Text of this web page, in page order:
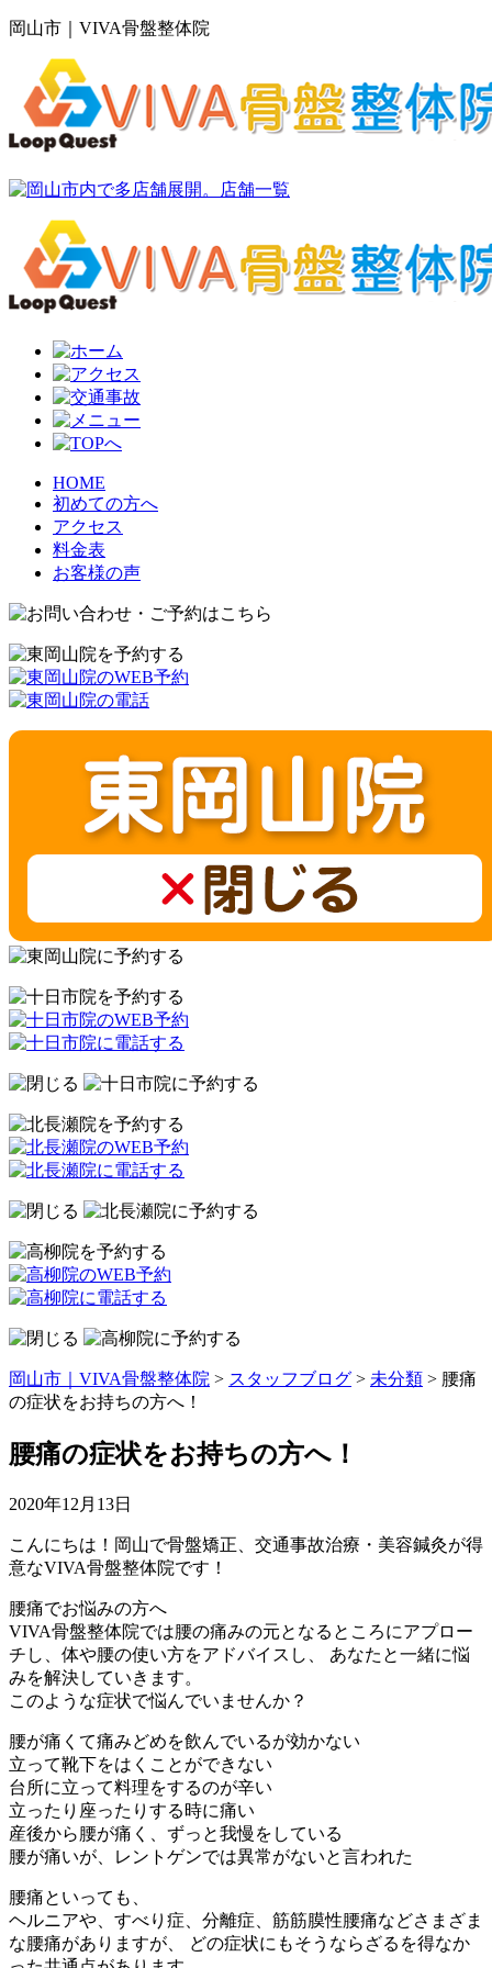
岡山市｜VIVA骨盤整体院
HOME
初めての方へ
アクセス
料金表
お客様の声
岡山市｜VIVA骨盤整体院 > スタッフブログ > 未分類 > 腰痛
の症状をお持ちの方へ！
腰痛の症状をお持ちの方へ！
2020年12月13日
こんにちは！岡山で骨盤矯正、交通事故治療・美容鍼灸が得
意なVIVA骨盤整体院です！
腰痛でお悩みの方へ
VIVA骨盤整体院では腰の痛みの元となるところにアプロー
チし、体や腰の使い方をアドバイスし、 あなたと一緒に悩
みを解決していきます。
このような症状で悩んでいませんか？
腰が痛くて痛みどめを飲んでいるが効かない
立って靴下をはくことができない
台所に立って料理をするのが辛い
立ったり座ったりする時に痛い
産後から腰が痛く、ずっと我慢をしている
腰が痛いが、レントゲンでは異常がないと言われた
腰痛といっても、
ヘルニアや、すべり症、分離症、筋筋膜性腰痛などさまざま
な腰痛がありますが、 どの症状にもそうならざるを得なか